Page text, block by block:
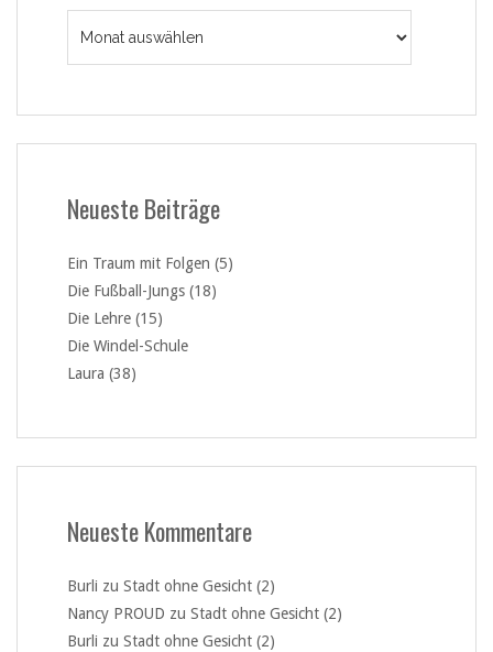
Neueste Beiträge
Ein Traum mit Folgen (5)
Die Fußball-Jungs (18)
Die Lehre (15)
Die Windel-Schule
Laura (38)
Neueste Kommentare
Burli zu Stadt ohne Gesicht (2)
Nancy PROUD zu Stadt ohne Gesicht (2)
Burli zu Stadt ohne Gesicht (2)